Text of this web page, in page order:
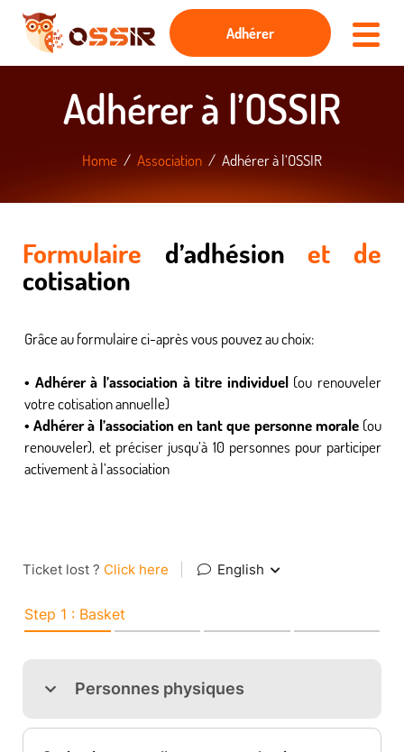
Adhérer
Adhérer à l’OSSIR
Home Association Adhérer à l’OSSIR
Formulaire d’adhésion et de
cotisation
Grâce au formulaire ci-après vous pouvez au choix:
• Adhérer à l’association à titre individuel(ou renouveler
votre cotisation annuelle)
• Adhérer à l’association en tant que personne morale(ou
renouveler), et préciser jusqu’à 10 personnes pour participer
activement à l’association